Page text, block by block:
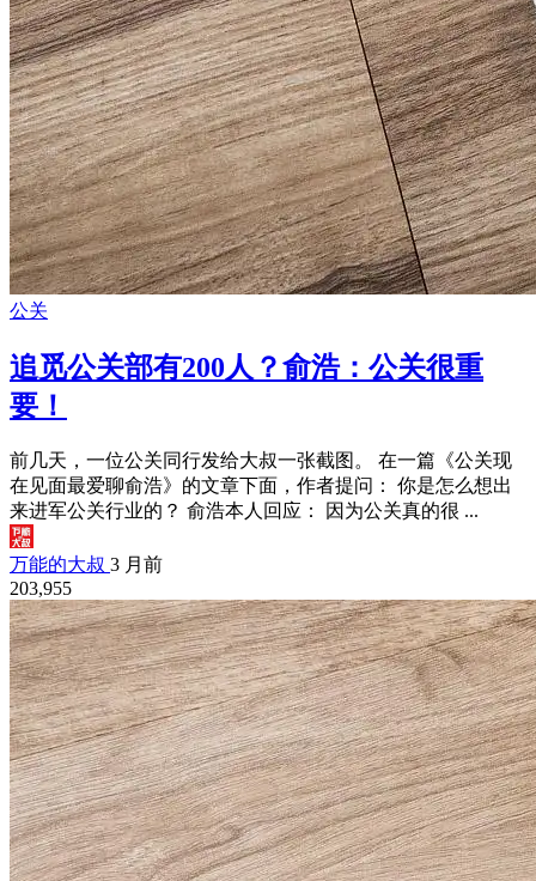
公关
追觅公关部有200人？俞浩：公关很重
要！
前几天，一位公关同行发给大叔一张截图。 在一篇《公关现
在见面最爱聊俞浩》的文章下面，作者提问： 你是怎么想出
来进军公关行业的？ 俞浩本人回应： 因为公关真的很 ...
万能的大叔 3 月前
203,955